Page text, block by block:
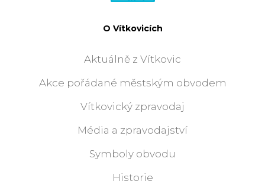
O Vítkovicích
Aktuálně z Vítkovic
Akce pořádané městským obvodem
Vítkovický zpravodaj
Média a zpravodajství
Symboly obvodu
Historie